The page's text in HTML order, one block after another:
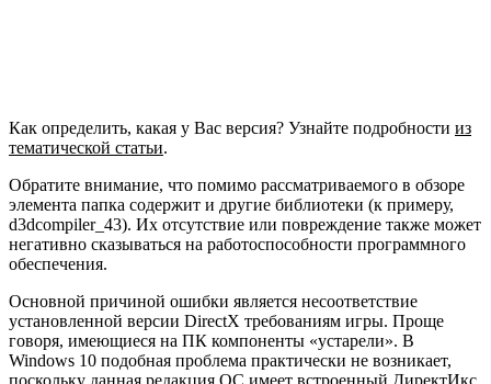
Как определить, какая у Вас версия? Узнайте подробности из
тематической статьи.
Обратите внимание, что помимо рассматриваемого в обзоре
элемента папка содержит и другие библиотеки (к примеру,
d3dcompiler_43). Их отсутствие или повреждение также может
негативно сказываться на работоспособности программного
обеспечения.
Основной причиной ошибки является несоответствие
установленной версии DirectX требованиям игры. Проще
говоря, имеющиеся на ПК компоненты «устарели». В
Windows 10 подобная проблема практически не возникает,
поскольку данная редакция ОС имеет встроенный ДиректИкс